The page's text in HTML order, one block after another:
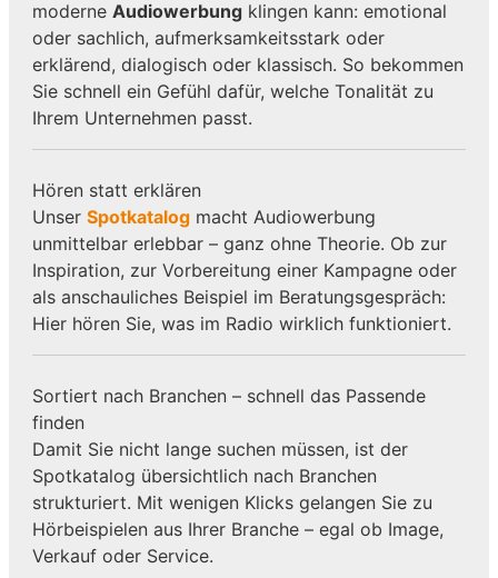
moderne Audiowerbungklingen kann: emotional
oder sachlich, aufmerksamkeitsstark oder
erklärend, dialogisch oder klassisch. So bekommen
Sie schnell ein Gefühl dafür, welche Tonalität zu
Ihrem Unternehmen passt.
Hören statt erklären
Unser Spotkatalogmacht Audiowerbung
unmittelbar erlebbar – ganz ohne Theorie. Ob zur
Inspiration, zur Vorbereitung einer Kampagne oder
als anschauliches Beispiel im Beratungsgespräch:
Hier hören Sie, was im Radio wirklich funktioniert.
Sortiert nach Branchen – schnell das Passende
finden
Damit Sie nicht lange suchen müssen, ist der
Spotkatalog übersichtlich nach Branchen
strukturiert. Mit wenigen Klicks gelangen Sie zu
Hörbeispielen aus Ihrer Branche – egal ob Image,
Verkauf oder Service.